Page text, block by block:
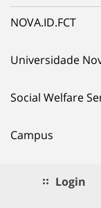
NOVA.ID.FCT
Universidade
Social Welfare
Campus
Login